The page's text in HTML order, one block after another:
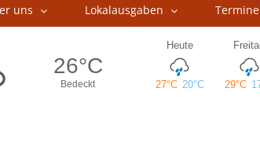
uns Lokalausgaben Termine